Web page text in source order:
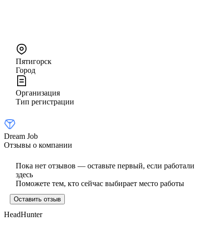
Пятигорск
Город
Организация
Тип регистрации
Dream Job
Отзывы о компании
Пока нет отзывов — оставьте первый, если работали
здесь
Поможете тем, кто сейчас выбирает место работы
Оставить отзыв
HeadHunter